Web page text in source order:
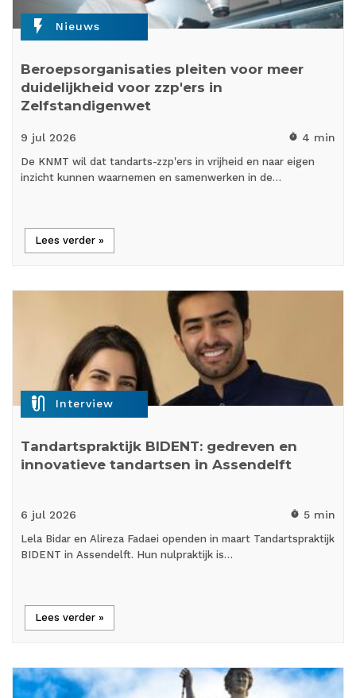
flash_on Nieuws
Beroepsorganisaties pleiten voor meer
duidelijkheid voor zzp'ers in
Zelfstandigenwet
9 jul 2026 timer 4 min
De KNMT wil dat tandarts-zzp'ers in vrijheid en naar eigen
inzicht kunnen waarnemen en samenwerken in de…
Lees verder »
mic_external_on Interview
Tandartspraktijk BIDENT: gedreven en
innovatieve tandartsen in Assendelft
6 jul 2026 timer 5 min
Lela Bidar en Alireza Fadaei openden in maart Tandartspraktijk
BIDENT in Assendelft. Hun nulpraktijk is…
Lees verder »